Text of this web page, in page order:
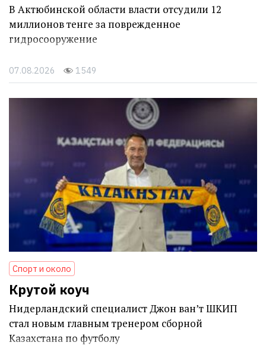
В Актюбинской области власти отсудили 12
миллионов тенге за поврежденное
гидросооружение
07.08.2026 1549
Спорт и около
Крутой коуч
Нидерландский специалист Джон ван’т ШКИП
стал новым главным тренером сборной
Казахстана по футболу